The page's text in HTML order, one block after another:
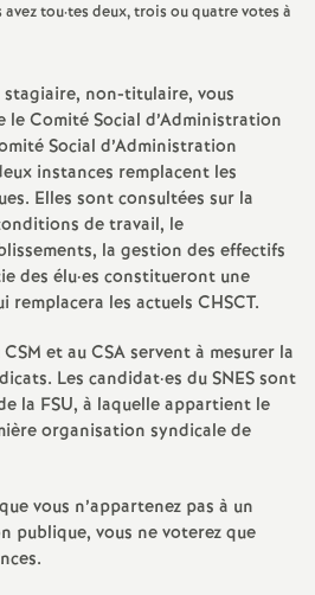
i
o
n
a
l
d
e
s
E
non-titulaire, vous
le Comité Social d’Administration
Social d’Administration
instances remplacent les
Elles sont consultées sur la
de travail, le
la gestion des effectifs
des élu·es constitueront une
remplacera les actuels CHSCT.
CSM et auCSAservent à mesurer la
Les candidat·es duSNESsont
la FSU, à laquelle appartient le
organisation syndicale de
vous n’appartenez pas à un
publique, vous ne voterez que